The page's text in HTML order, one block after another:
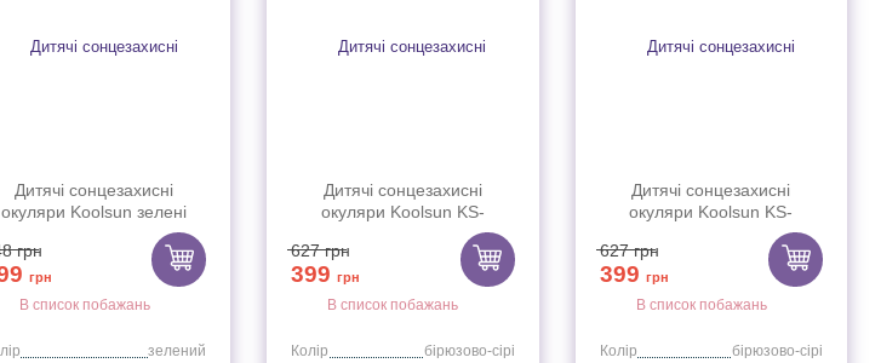
Дитячі сонцезахисні
окуляри Koolsun зелені
серії Flex (Розмір: 0+)
грн
грн
В список побажань
зелений
Дитячі сонцезахисні
окуляри Koolsun KS-
FLAG003 бірюзово-сірі серії
Flex (Розмір: 3+)
627грн
399 грн
В список побажань
Колір
бірюзово-сірі
Дитячі сонцезахисні
окуляри Koolsun KS-
FLAG000 бірюзово-сірі серії
Flex (Розмір: 0+)
627грн
399 грн
В список побажань
Колір
бірюзово-сірі